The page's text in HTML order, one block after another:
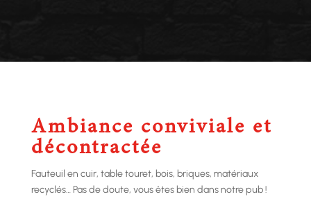
Ambiance conviviale et
décontractée
Fauteuil en cuir, table touret, bois, briques, matériaux
recyclés… Pas de doute, vous êtes bien dans notre pub !